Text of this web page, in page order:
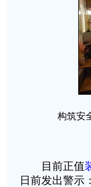
构筑安
目前正值
日前发出警示